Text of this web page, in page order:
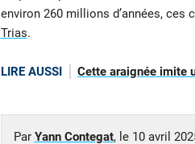
environ 260 millions d’années, ces
Trias.
LIRE AUSSI Cette araignée imite
Par Yann Contegat, le 10 avril